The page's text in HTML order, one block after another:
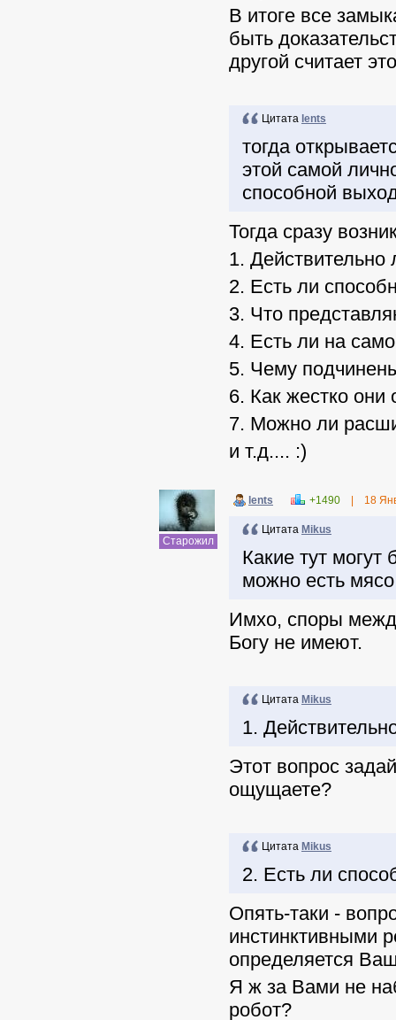
В итоге все
быть
другой считает
Цитата lents
тогда
этой самой
способной
Тогда сразу
1. Действительно
2. Есть ли
3. Что
4. Есть ли на
5. Чему
6. Как жестко они
7. Можно ли
и т.д.... :)
Старожил
lents +1490 18
Цитата Mikus
Какие тут могут
можно есть мясо
Имхо, споры
Богу не имеют.
Цитата Mikus
1.
Этот вопрос
ощущаете?
Цитата Mikus
2. Есть ли
Опять-таки -
инстинктивными
определяется
Я ж за Вами не
робот?